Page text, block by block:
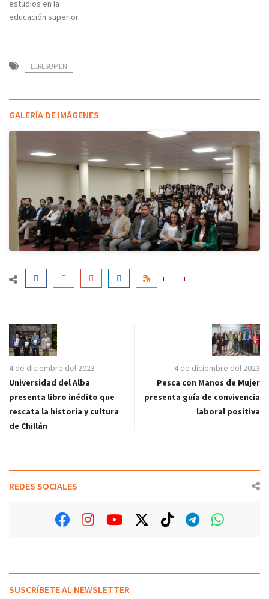
estudios en la
educación superior.
ELRESUMEN
GALERÍA DE IMÁGENES
4 de diciembre del 2023
Universidad del Alba
presenta libro inédito que
rescata la historia y cultura
de Chillán
4 de diciembre del 2023
Pesca con Manos de Mujer
presenta guía de convivencia
laboral positiva
REDES SOCIALES
SUSCRÍBETE AL NEWSLETTER